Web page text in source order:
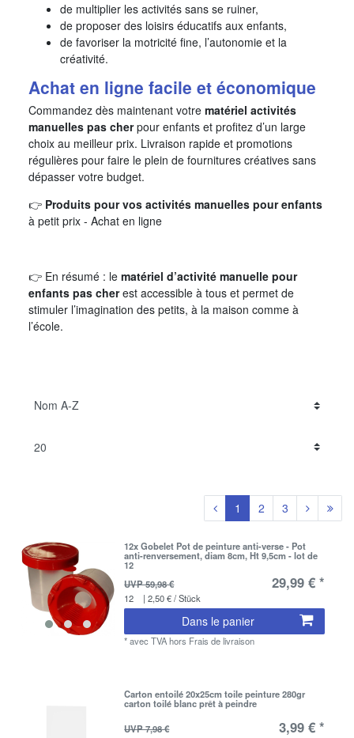
de multiplier les activités sans se ruiner,
de proposer des loisirs éducatifs aux enfants,
de favoriser la motricité fine, l’autonomie et la
créativité.
Achat en ligne facile et économique
Commandez dès maintenant votre matériel activités
manuelles pas cherpour enfants et profitez d’un large
choix au meilleur prix. Livraison rapide et promotions
régulières pour faire le plein de fournitures créatives sans
dépasser votre budget.
👉 Produits pour vos activités manuelles pour enfants
à petit prix - Achat en ligne
👉 En résumé : le matériel d’activité manuelle pour
enfants pas cherest accessible à tous et permet de
stimuler l’imagination des petits, à la maison comme à
l’école.
1 2 3
12x Gobelet Pot de peinture anti-verse - Pot
anti-renversement, diam 8cm, Ht 9,5cm - lot de
12
UVP 59,98 €
29,99 € *
12 | 2,50 € / Stück
Dans le panier
*avec TVAhors Frais de livraison
Carton entoilé 20x25cm toile peinture 280gr
carton toilé blanc prêt à peindre
UVP 7,98 €
3,99 € *